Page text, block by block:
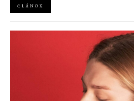
značky Moschino.
ČLÁNOK